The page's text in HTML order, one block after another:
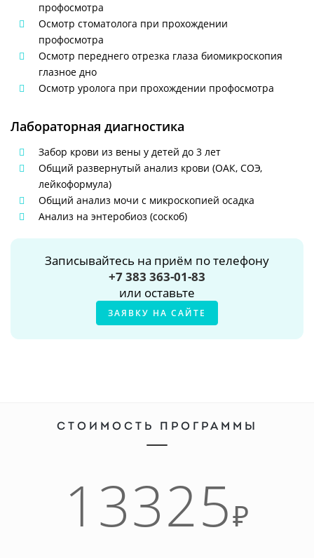
профосмотра
Осмотр стоматолога при прохождении
профосмотра
Осмотр переднего отрезка глаза биомикроскопия
глазное дно
Осмотр уролога при прохождении профосмотра
Лабораторная диагностика
Забор крови из вены у детей до 3 лет
Общий развернутый анализ крови (ОАК, СОЭ,
лейкоформула)
Общий анализ мочи с микроскопией осадка
Анализ на энтеробиоз (соскоб)
Записывайтесь на приём по телефону
+7 383 363-01-83
или оставьте
ЗАЯВКУ НА САЙТЕ
СТОИМОСТЬ ПРОГРАММЫ
13325₽